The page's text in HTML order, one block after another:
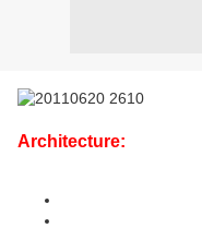
Architecture: